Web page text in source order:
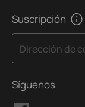
Suscripción
Dirección de
Síguenos